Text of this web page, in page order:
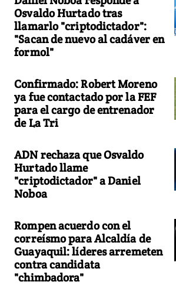
Osvaldo Hurtado tras
llamarlo "criptodictador":
"Sacan de nuevo al cadáver en
formol"
Confirmado: Robert Moreno
ya fue contactado por la FEF
para el cargo de entrenador
de La Tri
ADN rechaza que Osvaldo
Hurtado llame
"criptodictador" a Daniel
Noboa
Rompen acuerdo con el
correísmo para Alcaldía de
Guayaquil: líderes arremeten
contra candidata
"chimbadora"